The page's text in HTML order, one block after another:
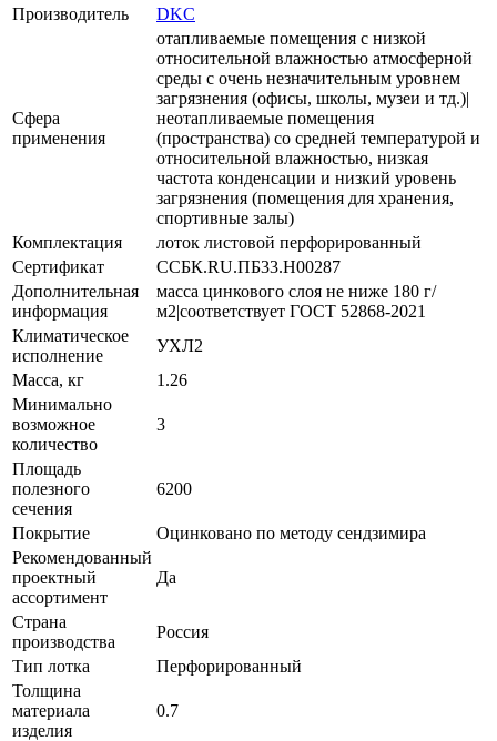
Производитель
DKC
Сфера
применения
отапливаемые помещения с низкой
относительной влажностью атмосферной
среды с очень незначительным уровнем
загрязнения (офисы, школы, музеи и тд.)|
неотапливаемые помещения
(пространства) со средней температурой и
относительной влажностью, низкая
частота конденсации и низкий уровень
загрязнения (помещения для хранения,
спортивные залы)
Комплектация
лоток листовой перфорированный
Сертификат
ССБК.RU.ПБ33.Н00287
Дополнительная
информация
масса цинкового слоя не ниже 180 г/
м2|cоответствует ГОСТ 52868-2021
Климатическое
исполнение
УХЛ2
Масса, кг
1.26
Минимально
возможное
количество
3
Площадь
полезного
сечения
6200
Покрытие
Оцинковано по методу сендзимира
Рекомендованный
проектный
ассортимент
Да
Страна
производства
Россия
Тип лотка
Перфорированный
Толщина
материала
изделия
0.7